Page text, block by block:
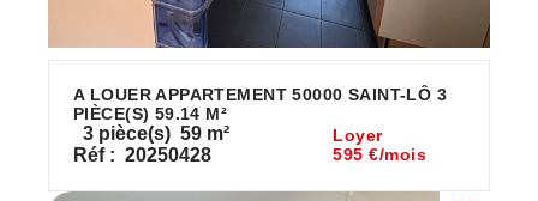
A LOUER APPARTEMENT 50000 SAINT-LÔ 3
PIÈCE(S) 59.14 M²
3 pièce(s) 59 m²
Réf : 20250428
Loyer
595 €/mois